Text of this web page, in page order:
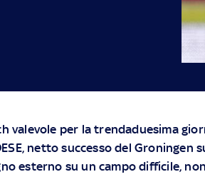
valevole per la trendaduesima
netto successo del Groningen
esterno su un campo difficile,